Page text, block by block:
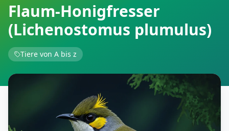
Flaum-Honigfresser
(Lichenostomus plumulus)
Tiere von A bis z